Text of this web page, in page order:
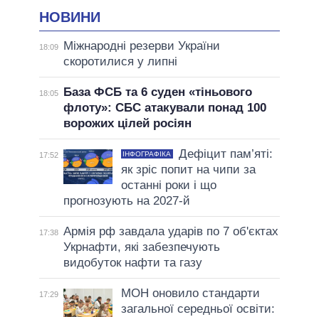
НОВИНИ
18:09
Міжнародні резерви України
скоротилися у липні
18:05
База ФСБ та 6 суден «тіньового
флоту»: СБС атакували понад 100
ворожих цілей росіян
17:52 ІНФОГРАФІКА
Дефіцит пам’яті:
як зріс попит на чипи за
останні роки і що
прогнозують на 2027-й
17:38 Армія рф завдала ударів по 7 об'єктах
Укрнафти, які забезпечують
видобуток нафти та газу
17:29
МОН оновило стандарти
загальної середньої освіти: